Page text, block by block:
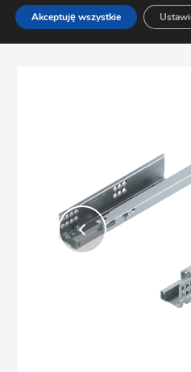
Strona główna Sklep
Prowadnica Tandem 270mm
Akceptuję wszystkie